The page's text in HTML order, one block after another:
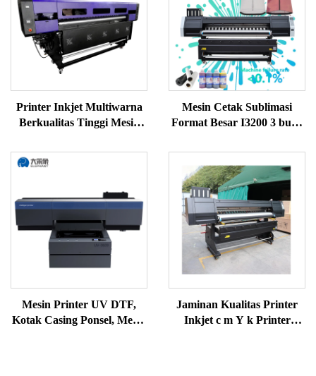
Printer Inkjet Multiwarna
Berkualitas Tinggi Mesin
Sublimasi untuk Transfer
Mesin Cetak Sublimasi
Format Besar I3200 3 buah
Sublimasi Digital CMYK
Otomatis
Mesin Printer UV DTF,
Kotak Casing Ponsel, Mesin
Jaminan Kualitas Printer
Inkjet c m Y k Printer